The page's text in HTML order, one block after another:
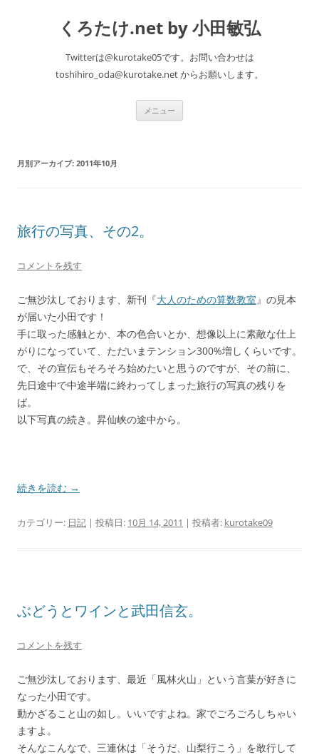
くろたけ.net by 小田敏弘
Twitterは@kurotake05です。お問い合わせは
toshihiro_oda@kurotake.net からお願いします。
メニュー
月別アーカイブ: 2011年10月
旅行の写真、その2。
コメントを残す
ご無沙汰しております、新刊『大人のための算数教室』の見本
が届いた小田です！
手に取った感触とか、本の色合いとか、想像以上に素敵な仕上
がりになっていて、ただいまテンション300%増しくらいです。
で、その宣伝もそろそろ始めたいと思うのですが、その前に、
先日途中で中途半端に終わってしまった旅行の写真の残りを
ば。
以下写真の続き。昇仙峡の途中から。
続きを読む →
カテゴリー: 日記 | 投稿日: 10月 14, 2011 | 投稿者: kurotake09
ぶどうとワインと武田信玄。
コメントを残す
ご無沙汰しております、最近「風林火山」という言葉が好きに
なった小田です。
動かざること山の如し。いいですよね。家でごろごろしちゃい
ますよ。
そんなこんなで、三連休は「そうだ、山梨行こう」を敢行して